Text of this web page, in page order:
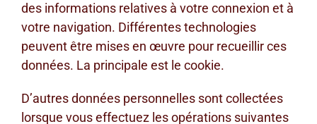
des informations relatives à votre connexion et à
votre navigation. Différentes technologies
peuvent être mises en œuvre pour recueillir ces
données. La principale est le cookie.
D’autres données personnelles sont collectées
lorsque vous effectuez les opérations suivantes